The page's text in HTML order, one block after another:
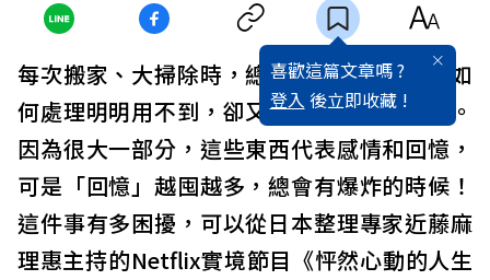
喜歡這篇文章嗎 ?
登入 後立即收藏 !
每次搬家、大掃除時，總是有很多人不知該如
何處理明明用不到，卻又捨不得丟掉的物品。
因為很大一部分，這些東西代表感情和回憶，
可是「回憶」越囤越多，總會有爆炸的時候！
這件事有多困擾，可以從日本整理專家近藤麻
理惠主持的Netflix實境節目《怦然心動的人生